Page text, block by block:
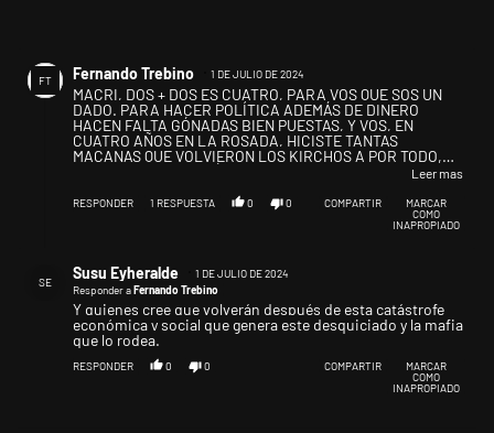
FT Fernando Trebino 1 DE JULIO DE 2024
MACRI, DOS + DOS ES CUATRO, PARA VOS QUE SOS UN
DADO. PARA HACER POLÍTICA ADEMÁS DE DINERO
HACEN FALTA GÓNADAS BIEN PUESTAS, Y VOS, EN
CUATRO AÑOS EN LA ROSADA, HICISTE TANTAS
MACANAS QUE VOLVIERON LOS KIRCHOS A POR TODO,
PRIVADOS Y LE DAS UNA MANO AL GOBIERNO???
Leer mas
RESPONDER 1 RESPUESTA 0 0 COMPARTIR
MARCAR
COMO
INAPROPIADO
SE
Susu Eyheralde
1 DE JULIO DE 2024
Responder aFernando Trebino
Y quienes cree que volverán después de esta catástrofe
económica y social que genera este desquiciado y la mafia
que lo rodea.
RESPONDER 0 0 COMPARTIR
MARCAR
COMO
INAPROPIADO